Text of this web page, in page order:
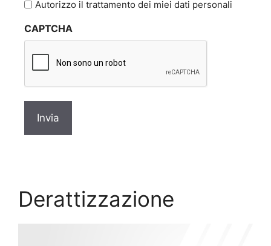
privacy
Autorizzo il trattamento dei miei dati personali
CAPTCHA
Derattizzazione